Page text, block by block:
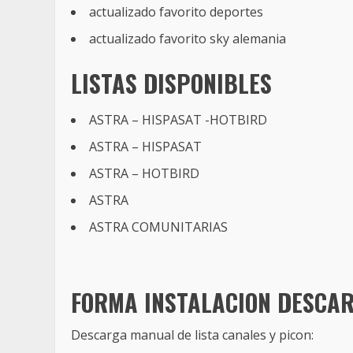
actualizado favorito deportes
actualizado favorito sky alemania
LISTAS DISPONIBLES
ASTRA – HISPASAT -HOTBIRD
ASTRA – HISPASAT
ASTRA – HOTBIRD
ASTRA
ASTRA COMUNITARIAS
FORMA INSTALACION
Descarga manual de lista canales y picon: